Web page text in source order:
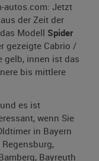
autos.com: Jetzt
aus der Zeit der
Modell Spider
gezeigte Cabrio /
gelb, innen ist das
bis mittlere
und es ist
wenn Sie
in Bayern
Bayreuth